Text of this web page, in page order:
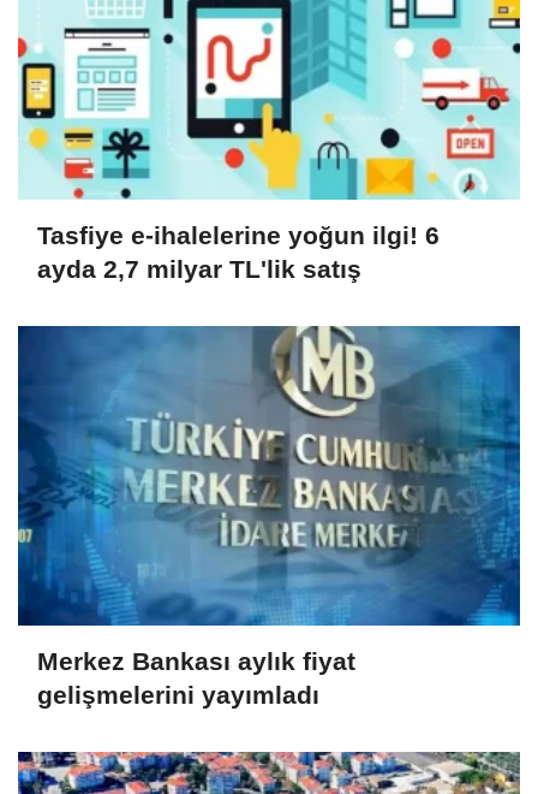
Tasfiye e-ihalelerine yoğun ilgi! 6
ayda 2,7 milyar TL'lik satış
Merkez Bankası aylık fiyat
gelişmelerini yayımladı